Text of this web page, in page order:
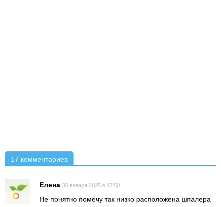
17 комментариев
Елена 30 января 2025 в 17:50
Не понятно помечу так низко расположена шпалера